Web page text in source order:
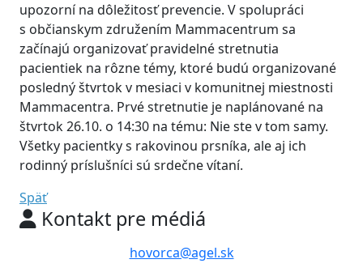
upozorní na dôležitosť prevencie. V spolupráci
s občianskym združením Mammacentrum sa
začínajú organizovať pravidelné stretnutia
pacientiek na rôzne témy, ktoré budú organizované
posledný štvrtok v mesiaci v komunitnej miestnosti
Mammacentra. Prvé stretnutie je naplánované na
štvrtok 26.10. o 14:30 na tému: Nie ste v tom samy.
Všetky pacientky s rakovinou prsníka, ale aj ich
rodinný príslušníci sú srdečne vítaní.
Späť
Kontakt pre médiá
hovorca@agel.sk